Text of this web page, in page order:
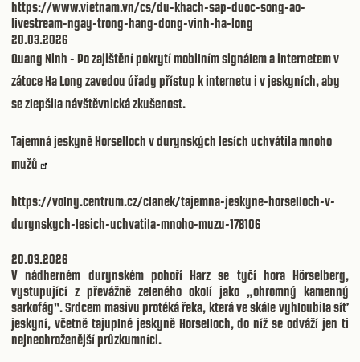
https://www.vietnam.vn/cs/du-khach-sap-duoc-song-ao-
livestream-ngay-trong-hang-dong-vinh-ha-long
20.03.2026
Quang Ninh - Po zajištění pokrytí mobilním signálem a internetem v
zátoce Ha Long zavedou úřady přístup k internetu i v jeskyních, aby
se zlepšila návštěvnická zkušenost.
Tajemná jeskyně Horselloch v durynských lesích uchvátila mnoho
mužů
https://volny.centrum.cz/clanek/tajemna-jeskyne-horselloch-v-
durynskych-lesich-uchvatila-mnoho-muzu-178106
20.03.2026
V nádherném durynském pohoří Harz se tyčí hora Hörselberg,
vystupující z převážně zeleného okolí jako „ohromný kamenný
sarkofág". Srdcem masivu protéká řeka, která ve skále vyhloubila síť
jeskyní, včetně tajuplné jeskyně Horselloch, do níž se odváží jen ti
nejneohroženější průzkumníci.